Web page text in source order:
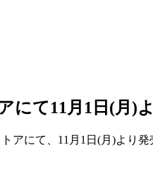
て11月1日(月)
アにて、11月1日(月)より発